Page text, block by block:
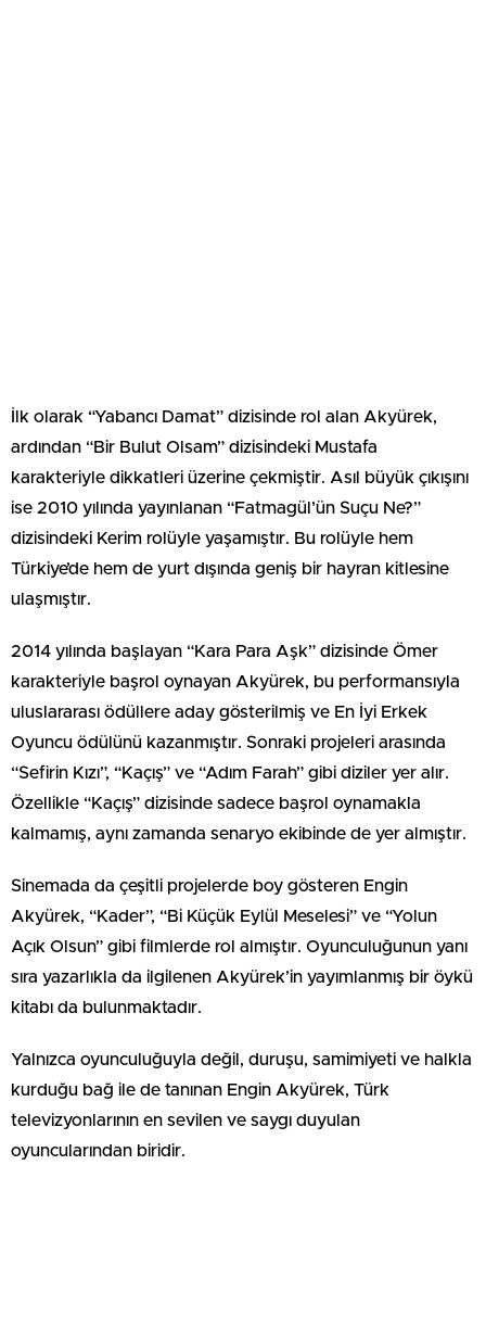
İlk olarak “Yabancı Damat” dizisinde rol alan Akyürek,
ardından “Bir Bulut Olsam” dizisindeki Mustafa
karakteriyle dikkatleri üzerine çekmiştir. Asıl büyük çıkışını
ise 2010 yılında yayınlanan “Fatmagül’ün Suçu Ne?”
dizisindeki Kerim rolüyle yaşamıştır. Bu rolüyle hem
Türkiye’de hem de yurt dışında geniş bir hayran kitlesine
ulaşmıştır.
2014 yılında başlayan “Kara Para Aşk” dizisinde Ömer
karakteriyle başrol oynayan Akyürek, bu performansıyla
uluslararası ödüllere aday gösterilmiş ve En İyi Erkek
Oyuncu ödülünü kazanmıştır. Sonraki projeleri arasında
“Sefirin Kızı”, “Kaçış” ve “Adım Farah” gibi diziler yer alır.
Özellikle “Kaçış” dizisinde sadece başrol oynamakla
kalmamış, aynı zamanda senaryo ekibinde de yer almıştır.
Sinemada da çeşitli projelerde boy gösteren Engin
Akyürek, “Kader”, “Bi Küçük Eylül Meselesi” ve “Yolun
Açık Olsun” gibi filmlerde rol almıştır. Oyunculuğunun yanı
sıra yazarlıkla da ilgilenen Akyürek’in yayımlanmış bir öykü
kitabı da bulunmaktadır.
Yalnızca oyunculuğuyla değil, duruşu, samimiyeti ve halkla
kurduğu bağ ile de tanınan Engin Akyürek, Türk
televizyonlarının en sevilen ve saygı duyulan
oyuncularından biridir.